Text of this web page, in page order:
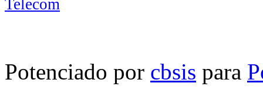
Potenciado por cbsis para